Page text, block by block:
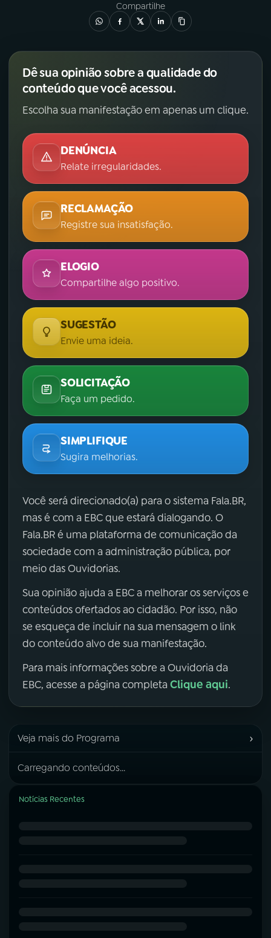
Compartilhe
Dê sua opinião sobre a qualidade do
conteúdo que você acessou.
Escolha sua manifestação em apenas um clique.
DENÚNCIA
Relate irregularidades.
RECLAMAÇÃO
Registre sua insatisfação.
ELOGIO
Compartilhe algo positivo.
SUGESTÃO
Envie uma ideia.
SOLICITAÇÃO
Faça um pedido.
SIMPLIFIQUE
Sugira melhorias.
Você será direcionado(a) para o sistema Fala.BR,
mas é com a EBC que estará dialogando. O
Fala.BR é uma plataforma de comunicação da
sociedade com a administração pública, por
meio das Ouvidorias.
Sua opinião ajuda a EBC a melhorar os serviços e
conteúdos ofertados ao cidadão. Por isso, não
se esqueça de incluir na sua mensagem o link
do conteúdo alvo de sua manifestação.
Para mais informações sobre a Ouvidoria da
EBC, acesse a página completa Clique aqui.
Veja mais do Programa ›
Carregando conteúdos...
Notícias Recentes